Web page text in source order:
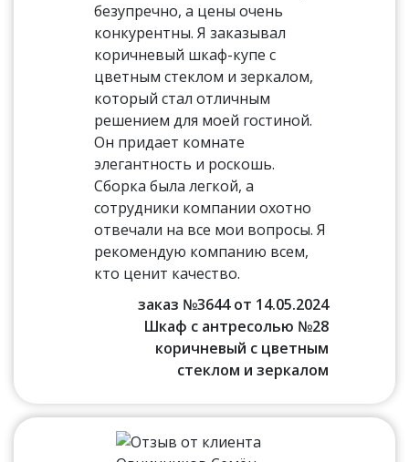
безупречно, а цены очень
конкурентны. Я заказывал
коричневый шкаф-купе с
цветным стеклом и зеркалом,
который стал отличным
решением для моей гостиной.
Он придает комнате
элегантность и роскошь.
Сборка была легкой, а
сотрудники компании охотно
отвечали на все мои вопросы. Я
рекомендую компанию всем,
кто ценит качество.
заказ №3644 от 14.05.2024
Шкаф с антресолью №28
коричневый с цветным
стеклом и зеркалом